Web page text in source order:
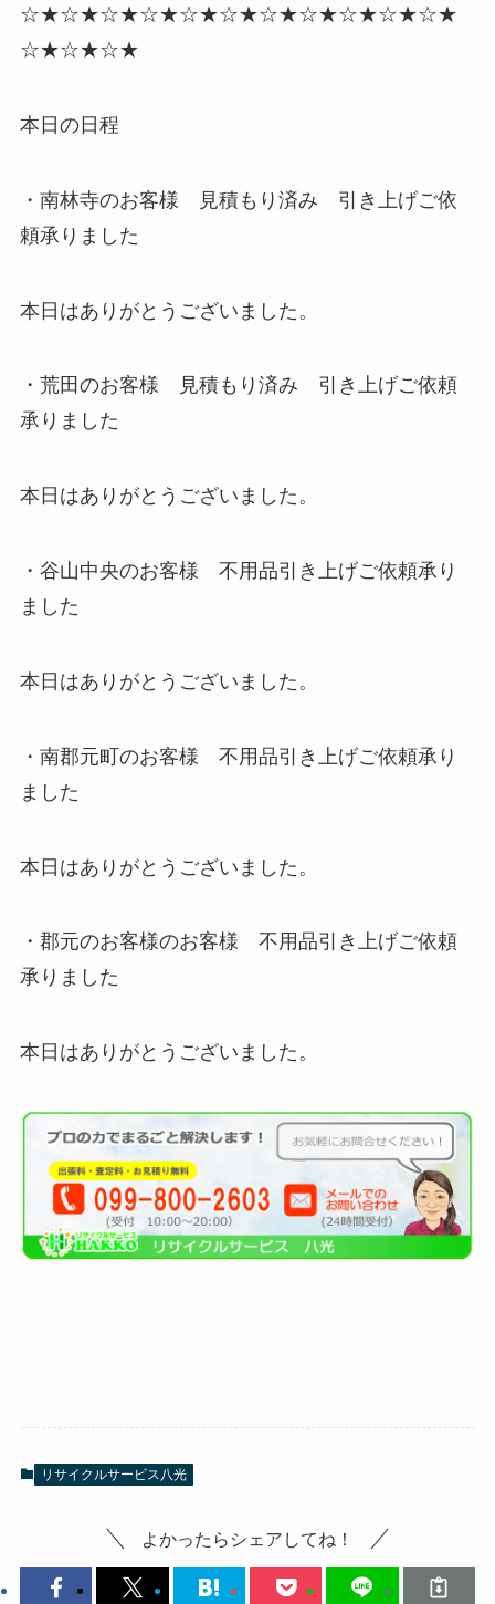
☆★☆★☆★☆★☆★☆★☆★☆★☆★☆★☆★
☆★☆★☆★
本日の日程
・南林寺のお客様 見積もり済み 引き上げご依
頼承りました
本日はありがとうございました。
・荒田のお客様 見積もり済み 引き上げご依頼
承りました
本日はありがとうございました。
・谷山中央のお客様 不用品引き上げご依頼承り
ました
本日はありがとうございました。
・南郡元町のお客様 不用品引き上げご依頼承り
ました
本日はありがとうございました。
・郡元のお客様のお客様 不用品引き上げご依頼
承りました
本日はありがとうございました。
リサイクルサービス八光
よかったらシェアしてね！